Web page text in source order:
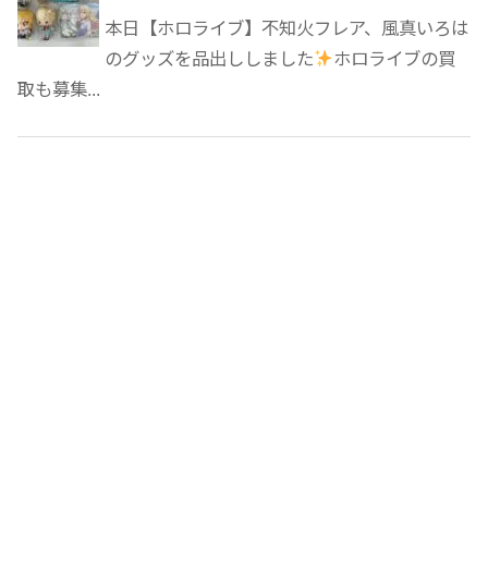
本日【ホロライブ】不知火フレア、風真いろは
のグッズを品出ししました
ホロライブの買
取も募集...